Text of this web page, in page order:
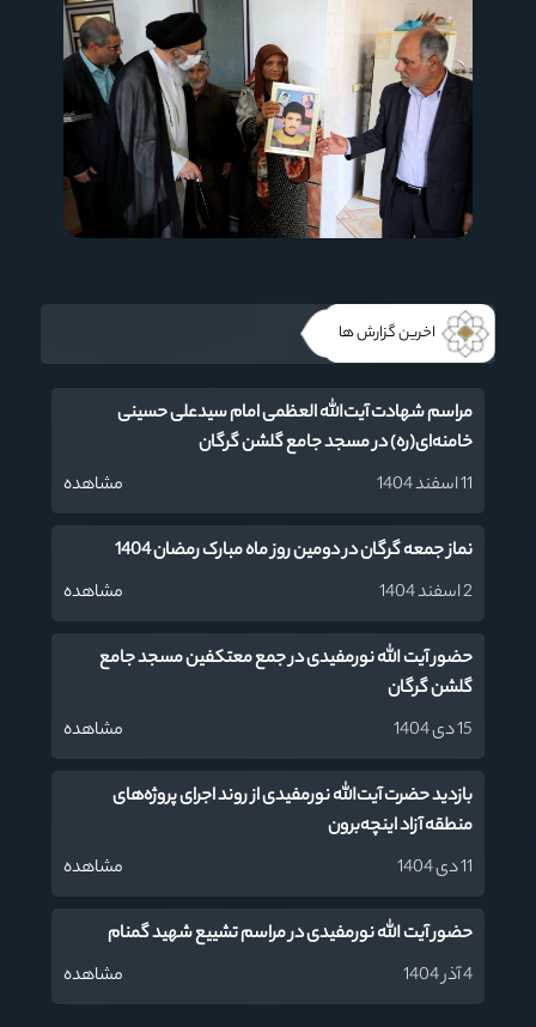
اخرین گزارش ها
مراسم شهادت آیت‌‌الله العظمی امام سیدعلی حسینی
خامنه‌ای(ره) در مسجد جامع گلشن گرگان
11 اسفند 1404
مشاهده
نماز جمعه گرگان در دومین روز ماه مبارک رمضان 1404
2 اسفند 1404
مشاهده
حضور آیت الله نورمفیدی در جمع معتکفین مسجد جامع
گلشن گرگان
15 دی 1404
مشاهده
بازدید حضرت آیت‌الله نورمفیدی از روند اجرای پروژه‌های
منطقه آزاد اینچه‌برون
11 دی 1404
مشاهده
حضور آیت الله نورمفیدی در مراسم تشییع شهید گمنام
4 آذر 1404
مشاهده